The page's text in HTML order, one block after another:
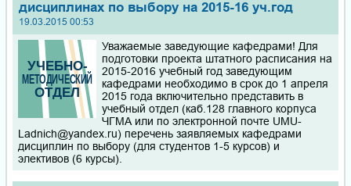
дисциплинах по выбору на 2015-16 уч.год
19.03.2015 00:53
Уважаемые заведующие кафедрами! Для
подготовки проекта штатного расписания на
2015-2016 учебный год заведующим
кафедрами необходимо в срок до 1 апреля
2015 года включительно представить в
учебный отдел (каб.128 главного корпуса
ЧГМА или по электронной почте UMU-
Ladnich@yandex.ru) перечень заявляемых кафедрами
дисциплин по выбору (для студентов 1-5 курсов) и
элективов (6 курсы).